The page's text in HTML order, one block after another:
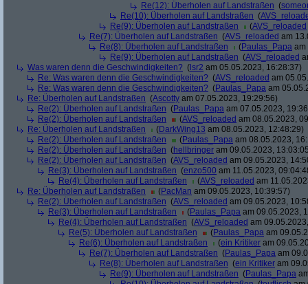
Re(12): Überholen auf Landstraßen (
Re(10): Überholen auf Landstraßen (
Re(9): Überholen auf Landstraßen
(AVS_reloaded
Re(7): Überholen auf Landstraßen (AVS_reloaded am
Re(8): Überholen auf Landstraßen
(Paulas_Papa am
Re(9): Überholen auf Landstraßen (AVS_reloaded
Was waren denn die Geschwindigkeiten? ( lsr2 am 05.05.2023, 16:28:37)
Re: Was waren denn die Geschwindigkeiten? (AVS_reloaded am
Re: Was waren denn die Geschwindigkeiten? (Paulas_Papa am
Re: Überholen auf Landstraßen (Ascotty am 07.05.2023, 19:29:56)
Re(2): Überholen auf Landstraßen (Paulas_Papa am 07.05.2023,
Re(2): Überholen auf Landstraßen
(AVS_reloaded am 08.05.2023,
Re: Überholen auf Landstraßen
(DarkWing13 am 08.05.2023, 12:48:29)
Re(2): Überholen auf Landstraßen
(Paulas_Papa am 08.05.2023,
Re(2): Überholen auf Landstraßen (hellbringer am 09.05.2023,
Re(2): Überholen auf Landstraßen (AVS_reloaded am 09.05.2023,
Re(3): Überholen auf Landstraßen (enzo500 am 11.05.2023,
Re(4): Überholen auf Landstraßen
(AVS_reloaded am
Re: Überholen auf Landstraßen
(PacMan am 09.05.2023, 10:39:57)
Re(2): Überholen auf Landstraßen (AVS_reloaded am 09.05.2023,
Re(3): Überholen auf Landstraßen
(Paulas_Papa am 09.05.2023,
Re(4): Überholen auf Landstraßen (AVS_reloaded am
Re(5): Überholen auf Landstraßen
(Paulas_Papa am
Re(6): Überholen auf Landstraßen
(ein Kritiker am
Re(7): Überholen auf Landstraßen (Paulas_Papa am
Re(8): Überholen auf Landstraßen (ein Kritiker am
Re(9): Überholen auf Landstraßen (Paulas_Papa